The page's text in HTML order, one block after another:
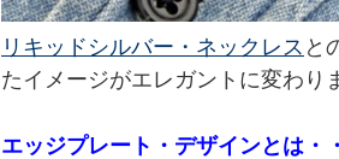
リキッドシルバー・ネックレス と
たイメージがエレガントに変わり
エッジプレート・デザインとは・